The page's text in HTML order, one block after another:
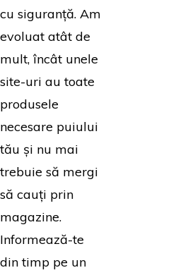
cu siguranță. Am
evoluat atât de
mult, încât unele
site-uri au toate
produsele
necesare puiului
tău și nu mai
trebuie să mergi
să cauți prin
magazine.
Informează-te
din timp pe un